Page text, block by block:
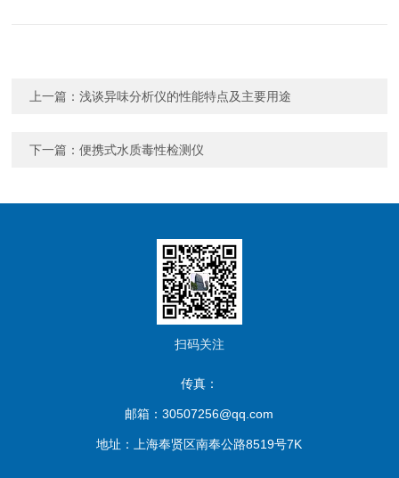
上一篇：浅谈异味分析仪的性能特点及主要用途
下一篇：便携式水质毒性检测仪
扫码关注
传真：
邮箱：30507256@qq.com
地址：上海奉贤区南奉公路8519号7K